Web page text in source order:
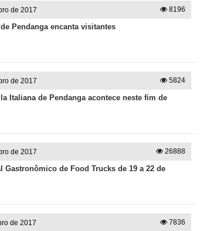
8196
de 2017
Pendanga encanta visitantes
5824
de 2017
Italiana de Pendanga acontece neste fim de
26888
de 2017
Gastronômico de Food Trucks de 19 a 22 de
7836
de 2017